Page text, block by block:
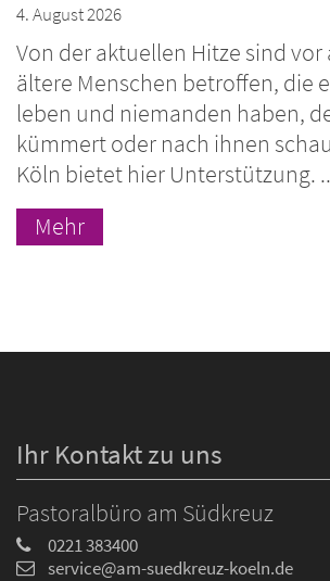
4. August 2026
Von der aktuellen Hitze sind vor
ältere Menschen betroffen, die
leben und niemanden haben,
kümmert oder nach ihnen
Köln bietet hier Unterstützung.
Mehr
Ihr Kontakt zu uns
Pastoralbüro am Südkreuz
0221 383400
service@am-suedkreuz-koeln.de